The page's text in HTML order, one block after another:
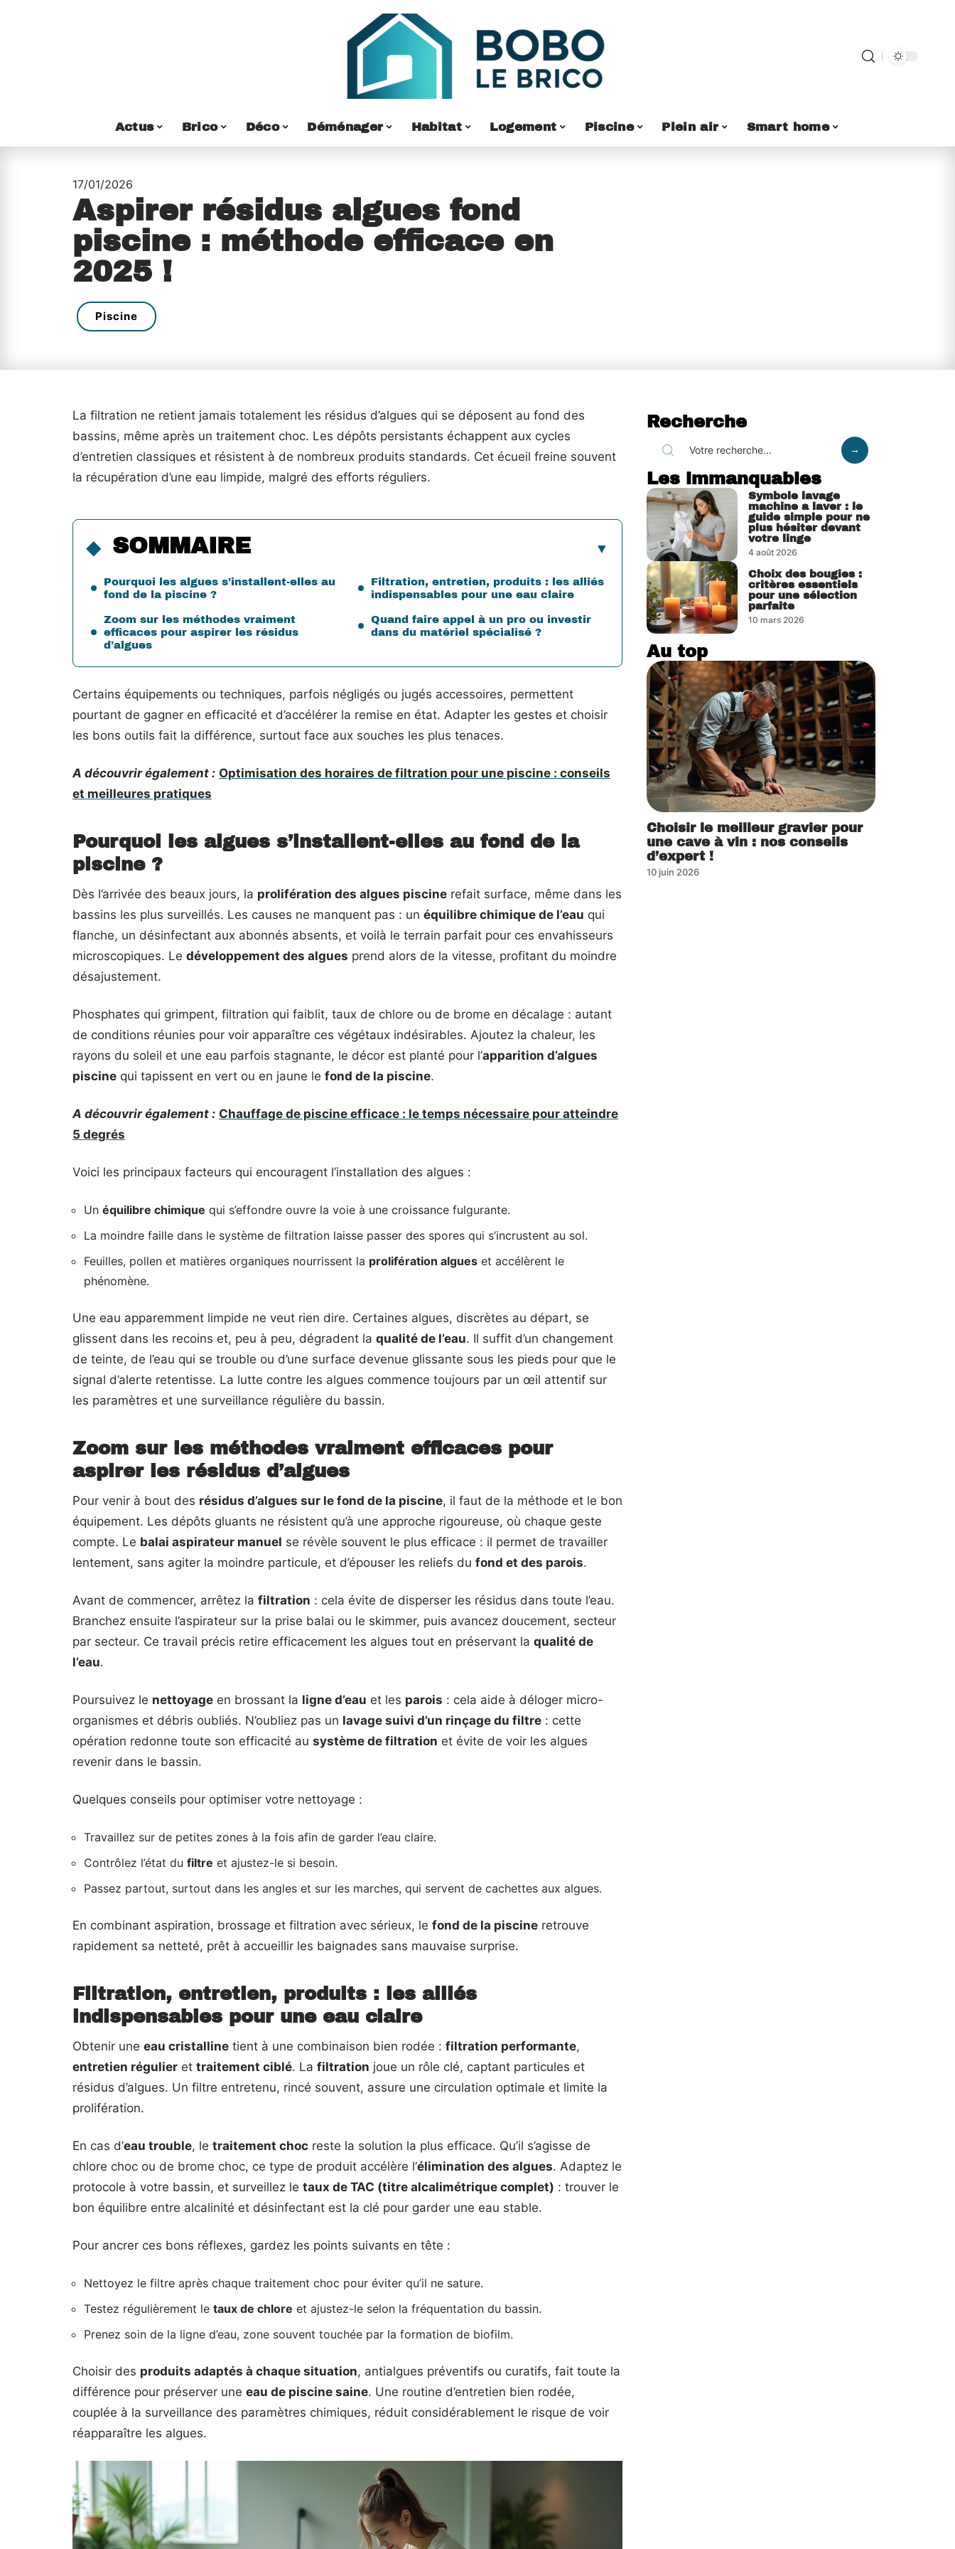
Actus Brico Déco Déménager Habitat Logement Piscine Plein air Smart home
17/01/2026
Aspirer résidus algues fond
piscine : méthode efficace en
2025 !
Piscine
La filtration ne retient jamais totalement les résidus d’algues qui se déposent au fond des
bassins, même après un traitement choc. Les dépôts persistants échappent aux cycles
d’entretien classiques et résistent à de nombreux produits standards. Cet écueil freine souvent
la récupération d’une eau limpide, malgré des efforts réguliers.
SOMMAIRE
Pourquoi les algues s’installent-elles au
fond de la piscine ?
Zoom sur les méthodes vraiment
efficaces pour aspirer les résidus
d’algues
Filtration, entretien, produits : les alliés
indispensables pour une eau claire
Quand faire appel à un pro ou investir
dans du matériel spécialisé ?
Certains équipements ou techniques, parfois négligés ou jugés accessoires, permettent
pourtant de gagner en efficacité et d’accélérer la remise en état. Adapter les gestes et choisir
les bons outils fait la différence, surtout face aux souches les plus tenaces.
A découvrir également : Optimisation des horaires de filtration pour une piscine : conseils
et meilleures pratiques
Pourquoi les algues s’installent-elles au fond de la
piscine ?
Dès l’arrivée des beaux jours, la prolifération des algues piscine refait surface, même dans les
bassins les plus surveillés. Les causes ne manquent pas : un équilibre chimique de l’eau qui
flanche, un désinfectant aux abonnés absents, et voilà le terrain parfait pour ces envahisseurs
microscopiques. Le développement des algues prend alors de la vitesse, profitant du moindre
désajustement.
Phosphates qui grimpent, filtration qui faiblit, taux de chlore ou de brome en décalage : autant
de conditions réunies pour voir apparaître ces végétaux indésirables. Ajoutez la chaleur, les
rayons du soleil et une eau parfois stagnante, le décor est planté pour l’apparition d’algues
piscine qui tapissent en vert ou en jaune le fond de la piscine.
A découvrir également : Chauffage de piscine efficace : le temps nécessaire pour atteindre
5 degrés
Voici les principaux facteurs qui encouragent l’installation des algues :
Un équilibre chimique qui s’effondre ouvre la voie à une croissance fulgurante.
La moindre faille dans le système de filtration laisse passer des spores qui s’incrustent au sol.
Feuilles, pollen et matières organiques nourrissent la prolifération algues et accélèrent le
phénomène.
Une eau apparemment limpide ne veut rien dire. Certaines algues, discrètes au départ, se
glissent dans les recoins et, peu à peu, dégradent la qualité de l’eau. Il suffit d’un changement
de teinte, de l’eau qui se trouble ou d’une surface devenue glissante sous les pieds pour que le
signal d’alerte retentisse. La lutte contre les algues commence toujours par un œil attentif sur
les paramètres et une surveillance régulière du bassin.
Zoom sur les méthodes vraiment efficaces pour
aspirer les résidus d’algues
Pour venir à bout des résidus d’algues sur le fond de la piscine, il faut de la méthode et le bon
équipement. Les dépôts gluants ne résistent qu’à une approche rigoureuse, où chaque geste
compte. Le balai aspirateur manuel se révèle souvent le plus efficace : il permet de travailler
lentement, sans agiter la moindre particule, et d’épouser les reliefs du fond et des parois.
Avant de commencer, arrêtez la filtration : cela évite de disperser les résidus dans toute l’eau.
Branchez ensuite l’aspirateur sur la prise balai ou le skimmer, puis avancez doucement, secteur
par secteur. Ce travail précis retire efficacement les algues tout en préservant la qualité de
l’eau.
Poursuivez le nettoyage en brossant la ligne d’eau et les parois : cela aide à déloger micro-
organismes et débris oubliés. N’oubliez pas un lavage suivi d’un rinçage du filtre : cette
opération redonne toute son efficacité au système de filtration et évite de voir les algues
revenir dans le bassin.
Quelques conseils pour optimiser votre nettoyage :
Travaillez sur de petites zones à la fois afin de garder l’eau claire.
Contrôlez l’état du filtre et ajustez-le si besoin.
Passez partout, surtout dans les angles et sur les marches, qui servent de cachettes aux algues.
En combinant aspiration, brossage et filtration avec sérieux, le fond de la piscine retrouve
rapidement sa netteté, prêt à accueillir les baignades sans mauvaise surprise.
Filtration, entretien, produits : les alliés
indispensables pour une eau claire
Obtenir une eau cristalline tient à une combinaison bien rodée : filtration performante,
entretien régulier et traitement ciblé. La filtration joue un rôle clé, captant particules et
résidus d’algues. Un filtre entretenu, rincé souvent, assure une circulation optimale et limite la
prolifération.
En cas d’eau trouble, le traitement choc reste la solution la plus efficace. Qu’il s’agisse de
chlore choc ou de brome choc, ce type de produit accélère l’élimination des algues. Adaptez le
protocole à votre bassin, et surveillez le taux de TAC (titre alcalimétrique complet) : trouver le
bon équilibre entre alcalinité et désinfectant est la clé pour garder une eau stable.
Pour ancrer ces bons réflexes, gardez les points suivants en tête :
Nettoyez le filtre après chaque traitement choc pour éviter qu’il ne sature.
Testez régulièrement le taux de chlore et ajustez-le selon la fréquentation du bassin.
Prenez soin de la ligne d’eau, zone souvent touchée par la formation de biofilm.
Choisir des produits adaptés à chaque situation, antialgues préventifs ou curatifs, fait toute la
différence pour préserver une eau de piscine saine. Une routine d’entretien bien rodée,
couplée à la surveillance des paramètres chimiques, réduit considérablement le risque de voir
réapparaître les algues.
Recherche
Les immanquables
Symbole lavage
machine a laver : le
guide simple pour ne
plus hésiter devant
votre linge
4 août 2026
Choix des bougies :
critères essentiels
pour une sélection
parfaite
10 mars 2026
Au top
Choisir le meilleur gravier pour
une cave à vin : nos conseils
d’expert !
10 juin 2026